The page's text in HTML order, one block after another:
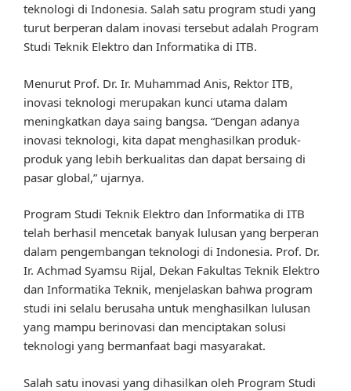
teknologi di Indonesia. Salah satu program studi yang
turut berperan dalam inovasi tersebut adalah Program
Studi Teknik Elektro dan Informatika di ITB.
Menurut Prof. Dr. Ir. Muhammad Anis, Rektor ITB,
inovasi teknologi merupakan kunci utama dalam
meningkatkan daya saing bangsa. “Dengan adanya
inovasi teknologi, kita dapat menghasilkan produk-
produk yang lebih berkualitas dan dapat bersaing di
pasar global,” ujarnya.
Program Studi Teknik Elektro dan Informatika di ITB
telah berhasil mencetak banyak lulusan yang berperan
dalam pengembangan teknologi di Indonesia. Prof. Dr.
Ir. Achmad Syamsu Rijal, Dekan Fakultas Teknik Elektro
dan Informatika Teknik, menjelaskan bahwa program
studi ini selalu berusaha untuk menghasilkan lulusan
yang mampu berinovasi dan menciptakan solusi
teknologi yang bermanfaat bagi masyarakat.
Salah satu inovasi yang dihasilkan oleh Program Studi